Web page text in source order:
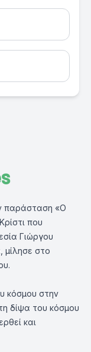
παράσταση «Ο
που
Γιώργου
μίλησε στο
κόσμου στην
δίψα του κόσμου
και